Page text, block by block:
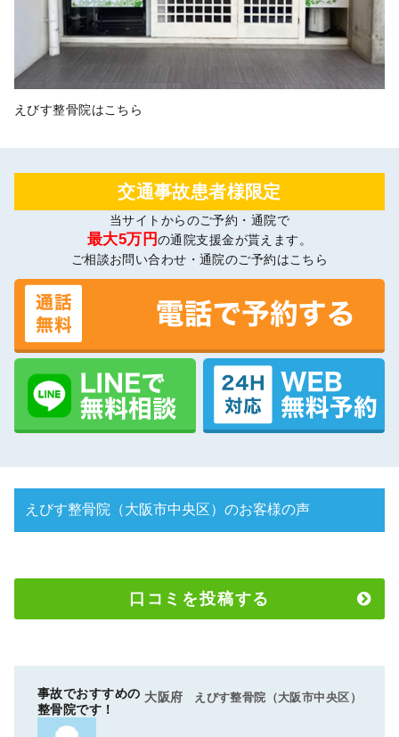
えびす整骨院はこちら
交通事故患者様限定
当サイトからのご予約・通院で
最大5万円の通院支援金が貰えます。
ご相談お問い合わせ・通院のご予約はこちら
えびす整骨院（大阪市中央区）のお客様の声
口コミを投稿する
大阪府 えびす整骨院（大阪市中央区）
事故でおすすめの
整骨院です！